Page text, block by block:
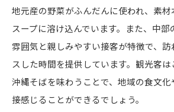
地元産の野菜がふんだんに使われ、素
スープに溶け込んでいます。また、中部
雰囲気と親しみやすい接客が特徴で、
スした時間を提供しています。観光客
沖縄そばを味わうことで、地域の食文
接感じることができるでしょう。